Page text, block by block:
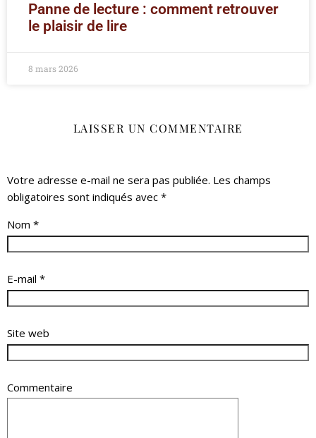
Panne de lecture : comment retrouver
le plaisir de lire
8 mars 2026
LAISSER UN COMMENTAIRE
Votre adresse e-mail ne sera pas publiée. Les champs
obligatoires sont indiqués avec *
Nom *
E-mail *
Site web
Commentaire